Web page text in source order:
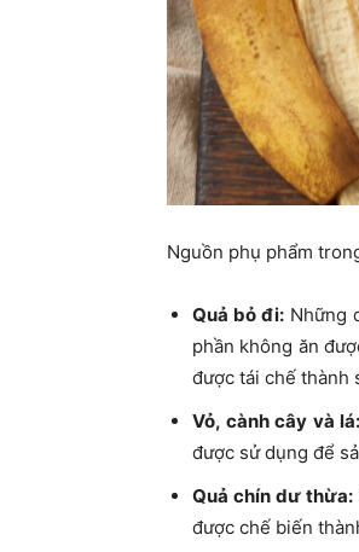
Nguồn phụ phẩm
Quả bỏ đi:Những
phần không ăn
được tái chế thành
Vỏ, cành cây và lá:
được sử dụng để
Quả chín dư thừa:
được chế biến